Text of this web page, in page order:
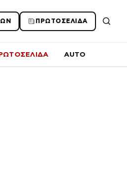
ΠΡΩΤΟΣΕΛΙΔΑ
AUTO